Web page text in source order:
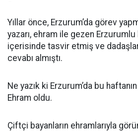
Yıllar önce, Erzurum’da görev
yazarı, ehram ile gezen Erzurumlu
içerisinde tasvir etmiş ve
cevabı almıştı.
Ne yazık ki Erzurum’da bu
Ehram oldu.
Çiftçi bayanların ehramlarıyla